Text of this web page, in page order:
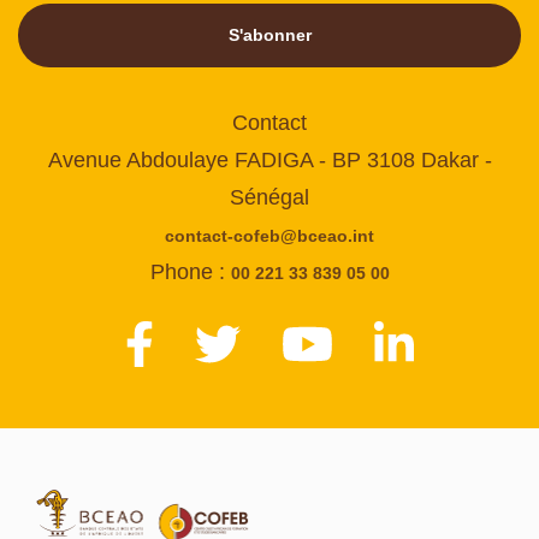
S'abonner
Contact
Avenue Abdoulaye FADIGA - BP 3108 Dakar -
Sénégal
contact-cofeb@bceao.int
Phone : 00 221 33 839 05 00